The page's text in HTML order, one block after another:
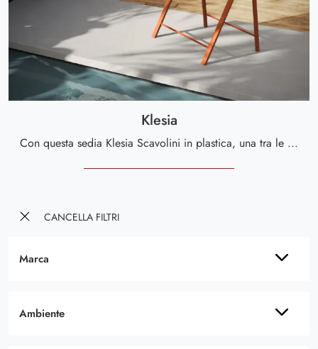
CANCELLA FILTRI
Marca
Ambiente
Klesia
Con questa sedia Klesia Scavolini in plastica, una tra le nostre sedute pieghevoli moderne, potrai arricchire i tuoi locali.